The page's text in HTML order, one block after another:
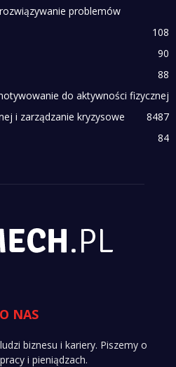
problemów
108
90
88
do aktywności fizycznej
87
i zarządzanie kryzysowe
84
84
O NAS
biznesu i kariery. Piszemy o
i pieniądzach.